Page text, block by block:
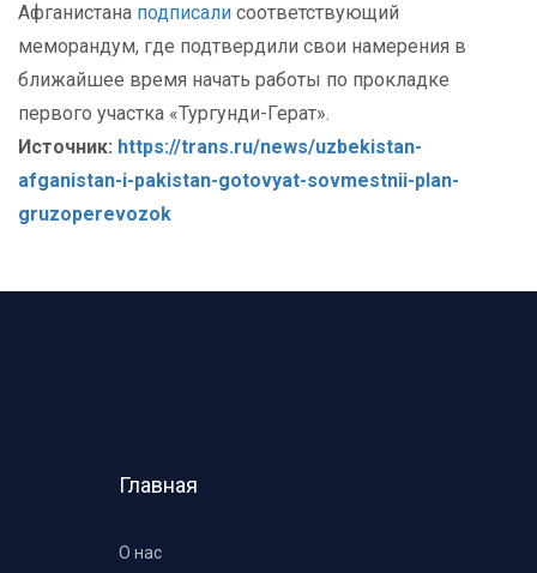
Афганистана подписали соответствующий
меморандум, где подтвердили свои намерения в
ближайшее время начать работы по прокладке
первого участка «Тургунди-Герат».
Источник: https://trans.ru/news/uzbekistan-
afganistan-i-pakistan-gotovyat-sovmestnii-plan-
gruzoperevozok
Главная
О нас